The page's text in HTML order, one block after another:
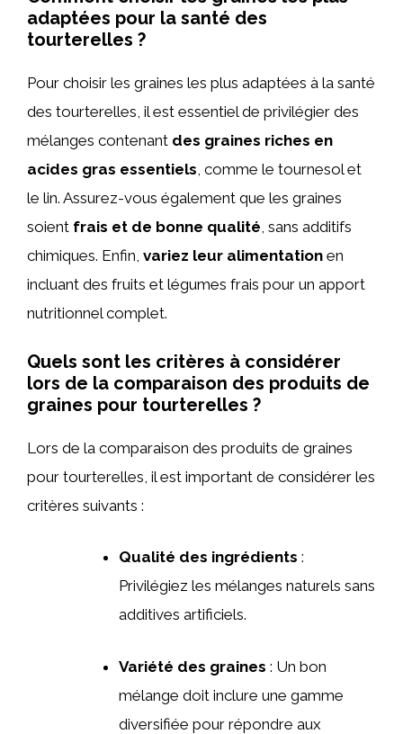
adaptées pour la santé des
tourterelles ?
Pour choisir les graines les plus adaptées à la santé
des tourterelles, il est essentiel de privilégier des
mélanges contenant des graines riches en
acides gras essentiels, comme le tournesol et
le lin. Assurez-vous également que les graines
soient frais et de bonne qualité, sans additifs
chimiques. Enfin, variez leur alimentation en
incluant des fruits et légumes frais pour un apport
nutritionnel complet.
Quels sont les critères à considérer
lors de la comparaison des produits de
graines pour tourterelles ?
Lors de la comparaison des produits de graines
pour tourterelles, il est important de considérer les
critères suivants :
Qualité des ingrédients :
Privilégiez les mélanges naturels sans
additives artificiels.
Variété des graines : Un bon
mélange doit inclure une gamme
diversifiée pour répondre aux